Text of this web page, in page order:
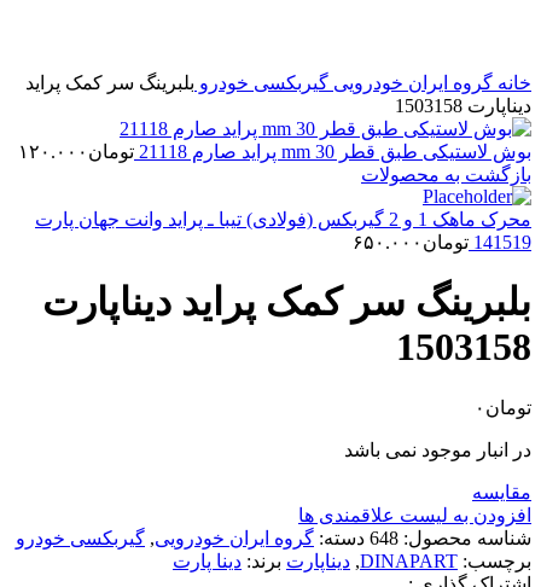
خانه گروه ایران خودرویی گیربکسی خودرو بلبرینگ سر کمک پراید
دیناپارت 1503158
بوش لاستیکی طبق قطر 30 mm پراید صارم 21118 تومان ۱۲۰.۰۰۰
بازگشت به محصولات
محرک ماهک 1 و 2 گیربکس (فولادی) تیبا ـ پراید وانت جهان پارت
141519 تومان ۶۵۰.۰۰۰
بلبرینگ سر کمک پراید دیناپارت
1503158
تومان ۰
در انبار موجود نمی باشد
مقایسه
افزودن به لیست علاقمندی ها
شناسه محصول: 648 دسته: گروه ایران خودرویی, گیربکسی خودرو
برچسب: DINAPART
, دیناپارت برند: دینا پارت